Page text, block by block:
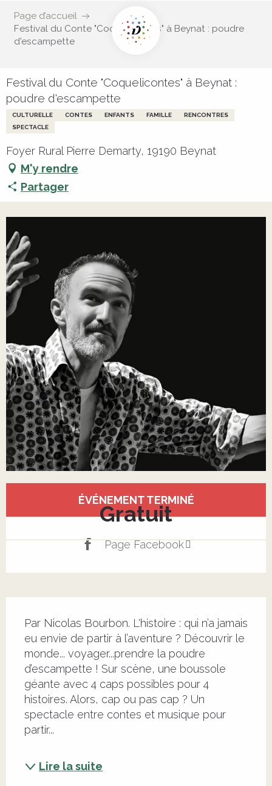
Page d’accueil
Festival du Conte "Coquelicontes" à Beynat : poudre
d'escampette
Festival du Conte "Coquelicontes" à Beynat :
poudre d'escampette
CULTURELLE CONTES ENFANTS FAMILLE
RENCONTRES
SPECTACLE
Foyer Rural Pierre Demarty, 19190 Beynat
M'y rendre
Partager
ÉVÉNEMENT TERMINÉ
Gratuit
Page Facebook
Par Nicolas Bourbon. L'histoire : qui n’a jamais
eu envie de partir à l’aventure ? Découvrir le
monde... voyager...prendre la poudre
d’escampette ! Sur scène, une boussole
géante avec 4 caps possibles pour 4
histoires. Alors, cap ou pas cap ? Un
spectacle entre contes et musique pour
partir...
Lire la suite